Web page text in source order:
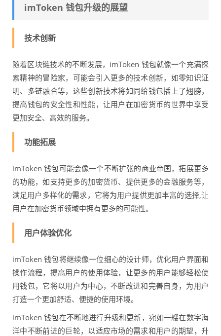
imToken 钱包升级的展望
技术创新
随着区块链技术的不断发展，imToken 钱包就像一个充满探
索精神的冒险家，可能会引入更多的技术创新，如零知识证
明、多链融合等，这些创新技术将如同给钱包插上了翅膀，
提高钱包的安全性和性能，让用户在加密货币的世界中享受
更加安全、高效的服务。
功能拓展
imToken 钱包可能会像一个不断扩张的商业帝国，拓展更多
的功能，如支持更多的加密货币、提供更多的金融服务等，
满足用户多样化的需求，它将为用户提供更加丰富的选择,让
用户在加密货币领域中拥有更多的可能性。
用户体验优化
imToken 钱包将继续像一位细心的设计师，优化用户界面和
操作流程，提高用户的使用体验，让更多的用户能够轻松使
用钱包，它将以用户为中心，不断改进和完善自身，为用户
打造一个更加舒适、便捷的使用环境。
imToken 钱包在不断地进行升级和更新，宛如一艘在数字海
洋中不断前进的巨轮，以适应市场的需求和用户的期望，升